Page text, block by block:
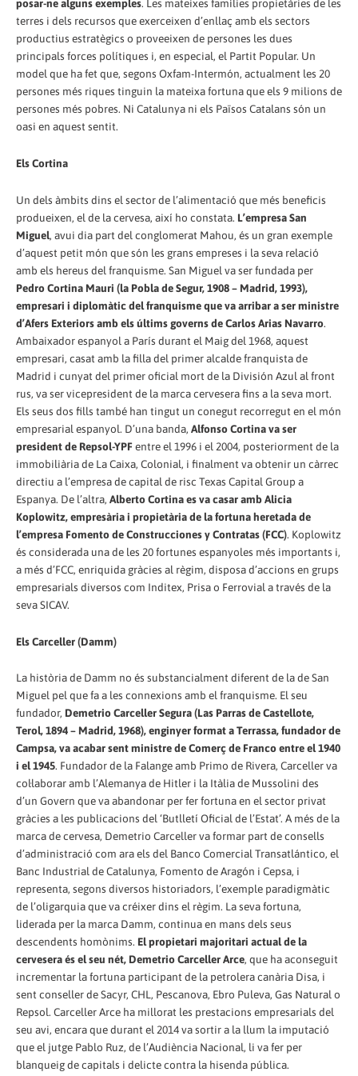
posar-ne alguns exemples. Les mateixes famílies propietàries de les
terres i dels recursos que exerceixen d’enllaç amb els sectors
productius estratègics o proveeixen de persones les dues
principals forces polítiques i, en especial, el Partit Popular. Un
model que ha fet que, segons Oxfam-Intermón, actualment les 20
persones més riques tinguin la mateixa fortuna que els 9 milions de
persones més pobres. Ni Catalunya ni els Països Catalans són un
oasi en aquest sentit.
Els Cortina
Un dels àmbits dins el sector de l’alimentació que més beneficis
produeixen, el de la cervesa, així ho constata. L’empresa San
Miguel, avui dia part del conglomerat Mahou, és un gran exemple
d’aquest petit món que són les grans empreses i la seva relació
amb els hereus del franquisme. San Miguel va ser fundada per
Pedro Cortina Mauri (la Pobla de Segur, 1908 – Madrid, 1993),
empresari i diplomàtic del franquisme que va arribar a ser ministre
d’Afers Exteriors amb els últims governs de Carlos Arias Navarro.
Ambaixador espanyol a París durant el Maig del 1968, aquest
empresari, casat amb la filla del primer alcalde franquista de
Madrid i cunyat del primer oficial mort de la División Azul al front
rus, va ser vicepresident de la marca cervesera fins a la seva mort.
Els seus dos fills també han tingut un conegut recorregut en el món
empresarial espanyol. D’una banda, Alfonso Cortina va ser
president de Repsol-YPFentre el 1996 i el 2004, posteriorment de la
immobiliària de La Caixa, Colonial, i finalment va obtenir un càrrec
directiu a l’empresa de capital de risc Texas Capital Group a
Espanya. De l’altra, Alberto Cortina es va casar amb Alicia
Koplowitz, empresària i propietària de la fortuna heretada de
l’empresa Fomento de Construcciones y Contratas (FCC). Koplowitz
és considerada una de les 20 fortunes espanyoles més importants i,
a més d’FCC, enriquida gràcies al règim, disposa d’accions en grups
empresarials diversos com Inditex, Prisa o Ferrovial a través de la
seva SICAV.
Els Carceller (Damm)
La història de Damm no és substancialment diferent de la de San
Miguel pel que fa a les connexions amb el franquisme. El seu
fundador, Demetrio Carceller Segura (Las Parras de Castellote,
Terol, 1894 – Madrid, 1968), enginyer format a Terrassa, fundador de
Campsa, va acabar sent ministre de Comerç de Franco entre el 1940
i el 1945. Fundador de la Falange amb Primo de Rivera, Carceller va
col·laborar amb l’Alemanya de Hitler i la Itàlia de Mussolini des
d’un Govern que va abandonar per fer fortuna en el sector privat
gràcies a les publicacions del ‘Butlletí Oficial de l’Estat’. A més de la
marca de cervesa, Demetrio Carceller va formar part de consells
d’administració com ara els del Banco Comercial Transatlántico, el
Banc Industrial de Catalunya, Fomento de Aragón i Cepsa, i
representa, segons diversos historiadors, l’exemple paradigmàtic
de l’oligarquia que va créixer dins el règim. La seva fortuna,
liderada per la marca Damm, continua en mans dels seus
descendents homònims. El propietari majoritari actual de la
cervesera és el seu nét, Demetrio Carceller Arce, que ha aconseguit
incrementar la fortuna participant de la petrolera canària Disa, i
sent conseller de Sacyr, CHL, Pescanova, Ebro Puleva, Gas Natural o
Repsol. Carceller Arce ha millorat les prestacions empresarials del
seu avi, encara que durant el 2014 va sortir a la llum la imputació
que el jutge Pablo Ruz, de l’Audiència Nacional, li va fer per
blanqueig de capitals i delicte contra la hisenda pública.